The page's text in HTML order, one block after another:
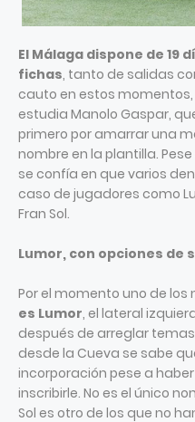
El Málaga dispone de 19
fichas, tanto de salidas
cauto en estos
estudia Manolo Gaspar,
primero por amarrar una
nombre en la plantilla.
se confía en que varios
caso de jugadores como
Fran Sol.
Lumor, con opciones de
Por el momento uno de los
es Lumor, el lateral
después de arreglar
desde la Cueva se sabe
incorporación pese a
inscribirle. No es el único
Sol es otro de los que no